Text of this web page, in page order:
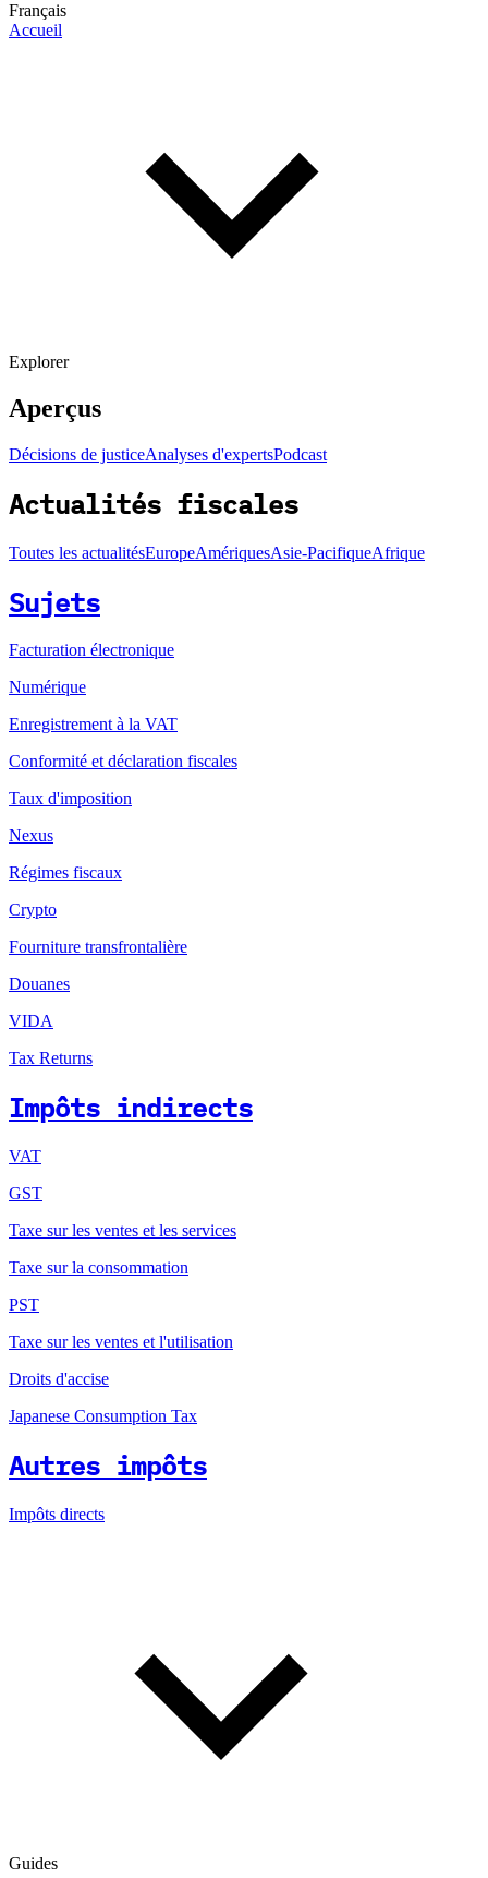
Français
Accueil
Explorer
Aperçus
Décisions de justiceAnalyses d'expertsPodcast
Actualités fiscales
Toutes les actualitésEuropeAmériquesAsie-PacifiqueAfrique
Sujets
Facturation électronique
Numérique
Enregistrement à la VAT
Conformité et déclaration fiscales
Taux d'imposition
Nexus
Régimes fiscaux
Crypto
Fourniture transfrontalière
Douanes
VIDA
Tax Returns
Impôts indirects
VAT
GST
Taxe sur les ventes et les services
Taxe sur la consommation
PST
Taxe sur les ventes et l'utilisation
Droits d'accise
Japanese Consumption Tax
Autres impôts
Impôts directs
Guides